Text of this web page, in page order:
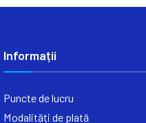
Informații
Puncte de lucru
Modalități de plată